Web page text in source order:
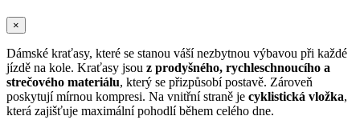
×
Dámské kraťasy, které se stanou váší nezbytnou výbavou při každé
jízdě na kole. Kraťasy jsou z prodyšného, rychleschnoucího a
strečového materiálu, který se přizpůsobí postavě. Zároveň
poskytují mírnou kompresi. Na vnitřní straně je cyklistická vložka,
která zajišťuje maximální pohodlí během celého dne.